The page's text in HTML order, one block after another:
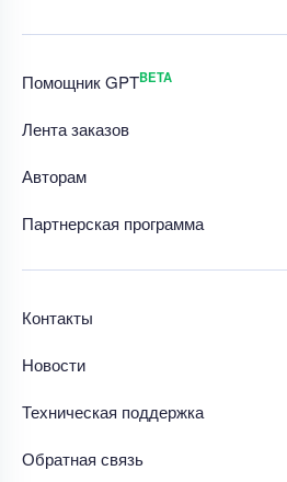
Помощник GPTBETA
Лента заказов
Авторам
Партнерская программа
Контакты
Новости
Техническая поддержка
Обратная связь